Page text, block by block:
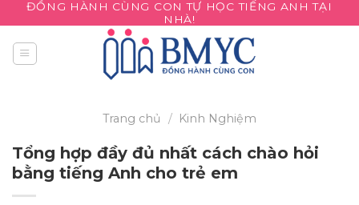
to
content
ĐỒNG HÀNH CÙNG CON TỰ HỌC TIẾNG ANH TẠI
NHÀ!
Trang chủ / Kinh Nghiệm
Tổng hợp đầy đủ nhất cách chào hỏi
bằng tiếng Anh cho trẻ em